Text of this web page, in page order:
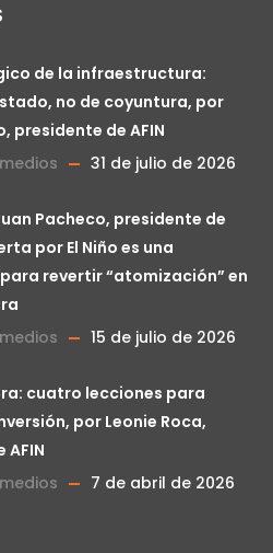
de la infraestructura:
no de coyuntura, por
presidente de AFIN
31 de julio de 2026
Pacheco, presidente de
por El Niño es una
revertir “atomización” en
15 de julio de 2026
cuatro lecciones para
por Leonie Roca,
7 de abril de 2026